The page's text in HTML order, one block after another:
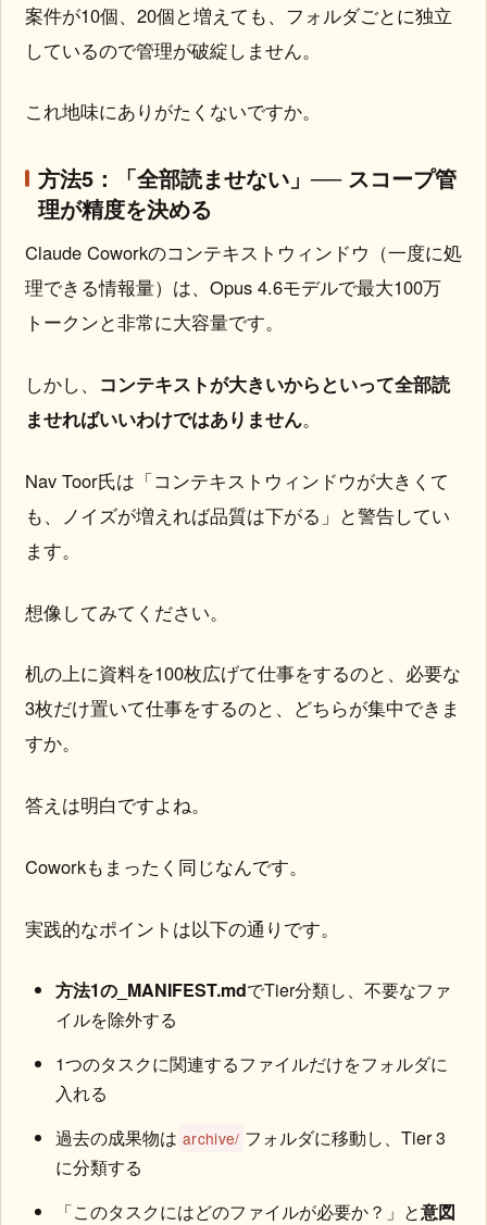
案件が10個、20個と増えても、フォルダごとに独立
しているので管理が破綻しません。
これ地味にありがたくないですか。
方法5：「全部読ませない」── スコープ管
理が精度を決める
Claude Coworkのコンテキストウィンドウ（一度に処
理できる情報量）は、Opus 4.6モデルで最大100万
トークンと非常に大容量です。
しかし、 コンテキストが大きいからといって全部読
ませればいいわけではありません。
Nav Toor氏は「コンテキストウィンドウが大きくて
も、ノイズが増えれば品質は下がる」と警告してい
ます。
想像してみてください。
机の上に資料を100枚広げて仕事をするのと、必要な
3枚だけ置いて仕事をするのと、どちらが集中できま
すか。
答えは明白ですよね。
Coworkもまったく同じなんです。
実践的なポイントは以下の通りです。
方法1の_MANIFEST.mdでTier分類し、不要なファ
イルを除外する
1つのタスクに関連するファイルだけをフォルダに
入れる
過去の成果物は archive/ フォルダに移動し、Tier 3
に分類する
「このタスクにはどのファイルが必要か？」と意図